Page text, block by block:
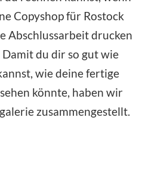
Copyshop für Rostock
Abschlussarbeit drucken
Damit du dir so gut wie
wie deine fertige
könnte, haben wir
zusammengestellt.